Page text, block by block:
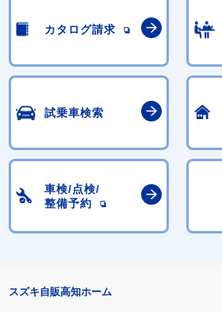
カタログ請求
試乗車検索
車検/点検/
整備予約
スズキ自販高知ホーム